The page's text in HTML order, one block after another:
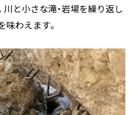
と小さな滝・岩場を繰り返し
わえます。